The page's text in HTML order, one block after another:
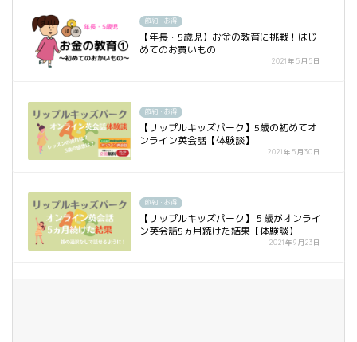
節約・お得
【年長・5歳児】お金の教育に挑戦！はじ
めてのお買いもの
2021年5月5日
節約・お得
【リップルキッズパーク】5歳の初めてオ
ンライン英会話【体験談】
2021年5月30日
節約・お得
【リップルキッズパーク】５歳がオンライ
ン英会話5ヵ月続けた結果【体験談】
2021年9月23日